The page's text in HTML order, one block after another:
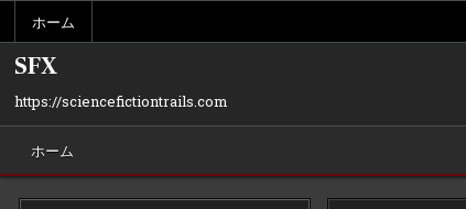
content
ホーム
SFX
https://sciencefictiontrails.com
ホーム